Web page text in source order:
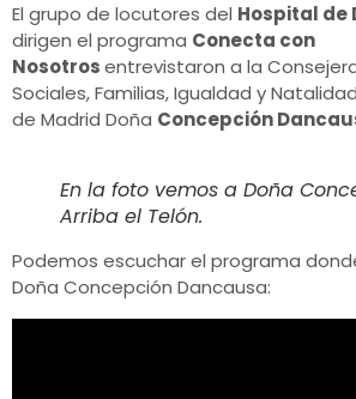
El grupo de locutores del Hospital de
dirigen el programa Conecta con
Nosotrosentrevistaron a la
Sociales, Familias, Igualdad y
de Madrid Doña Concepción
En la foto vemos a Doña
Arriba el Telón.
Podemos escuchar el programa
Doña Concepción Dancausa: